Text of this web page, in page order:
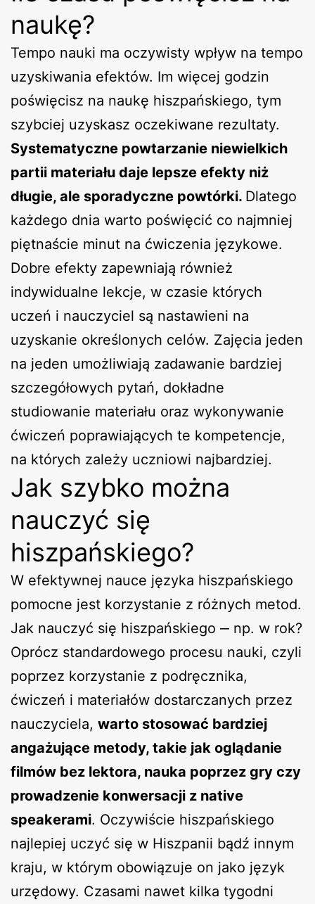
naukę?
Tempo nauki ma oczywisty wpływ na tempo
uzyskiwania efektów. Im więcej godzin
poświęcisz na naukę hiszpańskiego, tym
szybciej uzyskasz oczekiwane rezultaty.
Systematyczne powtarzanie niewielkich
partii materiału daje lepsze efekty niż
długie, ale sporadyczne powtórki. Dlatego
każdego dnia warto poświęcić co najmniej
piętnaście minut na ćwiczenia językowe.
Dobre efekty zapewniają również
indywidualne lekcje, w czasie których
uczeń i nauczyciel są nastawieni na
uzyskanie określonych celów. Zajęcia jeden
na jeden umożliwiają zadawanie bardziej
szczegółowych pytań, dokładne
studiowanie materiału oraz wykonywanie
ćwiczeń poprawiających te kompetencje,
na których zależy uczniowi najbardziej.
Jak szybko można
nauczyć się
hiszpańskiego?
W efektywnej nauce języka hiszpańskiego
pomocne jest korzystanie z różnych metod.
Jak nauczyć się hiszpańskiego ‒ np. w rok?
Oprócz standardowego procesu nauki, czyli
poprzez korzystanie z podręcznika,
ćwiczeń i materiałów dostarczanych przez
nauczyciela, warto stosować bardziej
angażujące metody, takie jak oglądanie
filmów bez lektora, nauka poprzez gry czy
prowadzenie konwersacji z native
speakerami. Oczywiście hiszpańskiego
najlepiej uczyć się w Hiszpanii bądź innym
kraju, w którym obowiązuje on jako język
urzędowy. Czasami nawet kilka tygodni